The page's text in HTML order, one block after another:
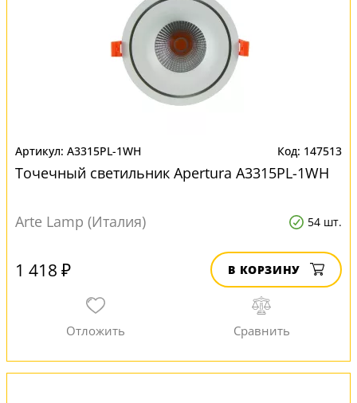
A3315PL-1WH 147513
Точечный светильник Apertura A3315PL-1WH
Arte Lamp (Италия) 54 шт.
1 418 ₽ В КОРЗИНУ